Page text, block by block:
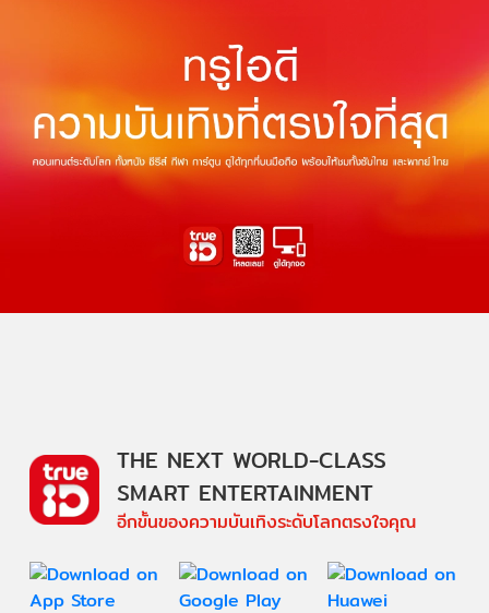
THE NEXT WORLD-CLASS
SMART ENTERTAINMENT
อีกขั้นของความบันเทิงระดับโลกตรงใจคุณ